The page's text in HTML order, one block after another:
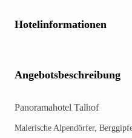
Hotelinformationen
Angebotsbeschreibung
Panoramahotel Talhof
Malerische Alpendörfer,